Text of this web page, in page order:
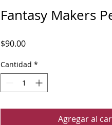
Fantasy Makers
$90.00Precio
Cantidad *
Agregar al